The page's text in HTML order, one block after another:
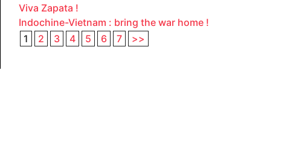
Viva Zapata !
Indochine-Vietnam : bring the war home !
1
2 3 4 5 6 7 >>